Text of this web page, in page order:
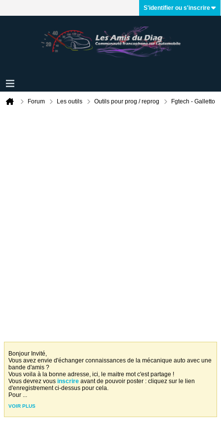
S'identifier ou s'inscrire
Forum Les outils Outils pour prog / reprog Fgtech - Galletto
Bonjour Invité,
Vous avez envie d'échanger connaissances de la mécanique auto avec une
bande d'amis ?
Vous voila à la bonne adresse, ici, le maitre mot c'est partage !
Vous devrez vous inscrire avant de pouvoir poster : cliquez sur le lien
d'enregistrement ci-dessus pour cela.
Pour ...
VOIR PLUS